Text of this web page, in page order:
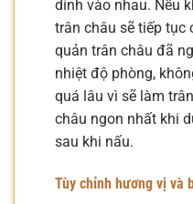
dính vào nhau. Nếu
trân châu sẽ tiếp tục
quản trân châu đã
nhiệt độ phòng,
quá lâu vì sẽ làm
châu ngon nhất khi
sau khi nấu.
Tùy chỉnh hương vị và